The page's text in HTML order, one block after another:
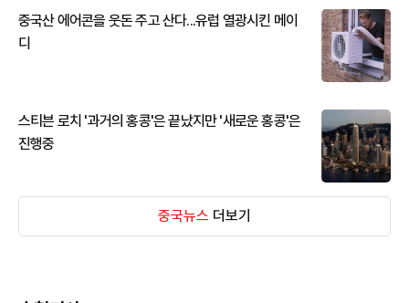
중국산 에어콘을 웃돈 주고 산다...유럽 열광시킨 메이
디
스티븐 로치 '과거의 홍콩'은 끝났지만 '새로운 홍콩'은
진행중
중국뉴스 더보기